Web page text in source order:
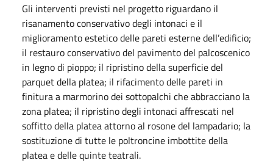
Gli interventi previsti nel progetto riguardano il
risanamento conservativo degli intonaci e il
miglioramento estetico delle pareti esterne dell’edificio;
il restauro conservativo del pavimento del palcoscenico
in legno di pioppo; il ripristino della superficie del
parquet della platea; il rifacimento delle pareti in
finitura a marmorino dei sottopalchi che abbracciano la
zona platea; il ripristino degli intonaci affrescati nel
soffitto della platea attorno al rosone del lampadario; la
sostituzione di tutte le poltroncine imbottite della
platea e delle quinte teatrali.